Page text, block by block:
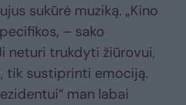
sukūrė muziką. „Kino
– sako
neturi trukdyti žiūrovui,
tik sustiprinti emociją.
man labai